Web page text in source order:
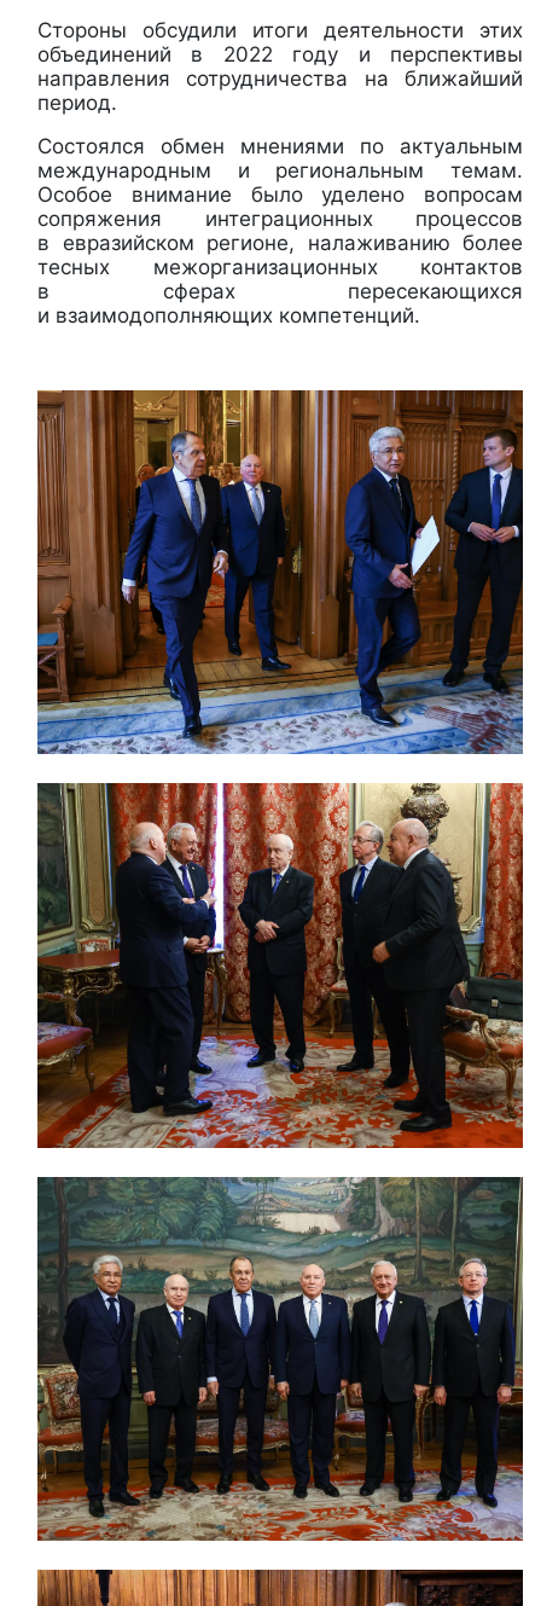
Стороны обсудили итоги деятельности этих
объединений в 2022 году и перспективы
направления сотрудничества на ближайший
период.
Состоялся обмен мнениями по актуальным
международным и региональным темам.
Особое внимание было уделено вопросам
сопряжения интеграционных процессов
в евразийском регионе, налаживанию более
тесных межорганизационных контактов
в сферах пересекающихся
и взаимодополняющих компетенций.